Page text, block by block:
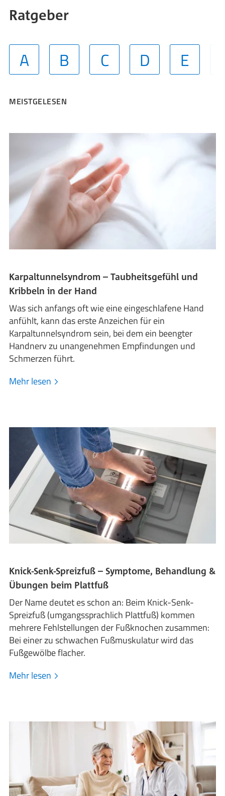
Ratgeber
A B C D E
MEISTGELESEN
Karpaltunnelsyndrom – Taubheitsgefühl und
Kribbeln in der Hand
Was sich anfangs oft wie eine eingeschlafene Hand
anfühlt, kann das erste Anzeichen für ein
Karpaltunnelsyndrom sein, bei dem ein beengter
Handnerv zu unangenehmen Empfindungen und
Schmerzen führt.
Mehr lesen
Knick-Senk-Spreizfuß – Symptome, Behandlung &
Übungen beim Plattfuß
Der Name deutet es schon an: Beim Knick-Senk-
Spreizfuß (umgangssprachlich Plattfuß) kommen
mehrere Fehlstellungen der Fußknochen zusammen:
Bei einer zu schwachen Fußmuskulatur wird das
Fußgewölbe flacher.
Mehr lesen